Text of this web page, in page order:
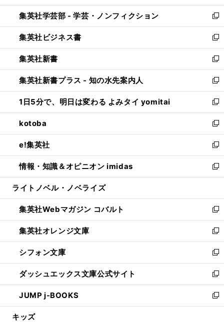
開
く
ウ
で
開
く
ン
ド
ウ
で
開
く
ウ
ィ
ン
ド
ウ
で
開
く
集英社学芸部 - 学芸・ノンフィクション
新
し
い
ウ
ィ
ン
ド
ウ
で
開
く
集英社ビジネス書
新
し
い
ウ
ィ
ン
ド
ウ
で
開
く
集英社新書
新
し
い
ウ
ィ
ン
ド
ウ
で
開
く
集英社新書プラス - 知の水先案内人
新
し
い
ウ
ィ
ン
ド
ウ
で
開
1日5分で、明日は変わる よみタイ yomitai
新
し
い
ウ
ィ
ン
ド
ウ
開
く
kotoba
新
し
い
ウ
ィ
ン
ウ
で
開
く
e!集英社
新
し
い
ウ
ン
ド
ウ
で
開
く
情報・知識＆オピニオン imidas
新
し
ウ
ィ
ン
ド
ウ
で
開
く
ライトノベル・ノベライズ
集英社Webマガジン コバルト
新
し
い
ウ
ィ
ン
ド
ウ
で
開
集英社オレンジ文庫
新
し
い
ウ
ィ
ン
ド
ウ
シフォン文庫
新
し
い
ウ
ィ
ン
ダッシュエックス文庫公式サイト
新
し
い
ウ
JUMP j-BOOKS
新
し
キッズ